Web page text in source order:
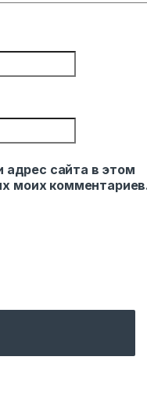
адрес сайта в этом
моих